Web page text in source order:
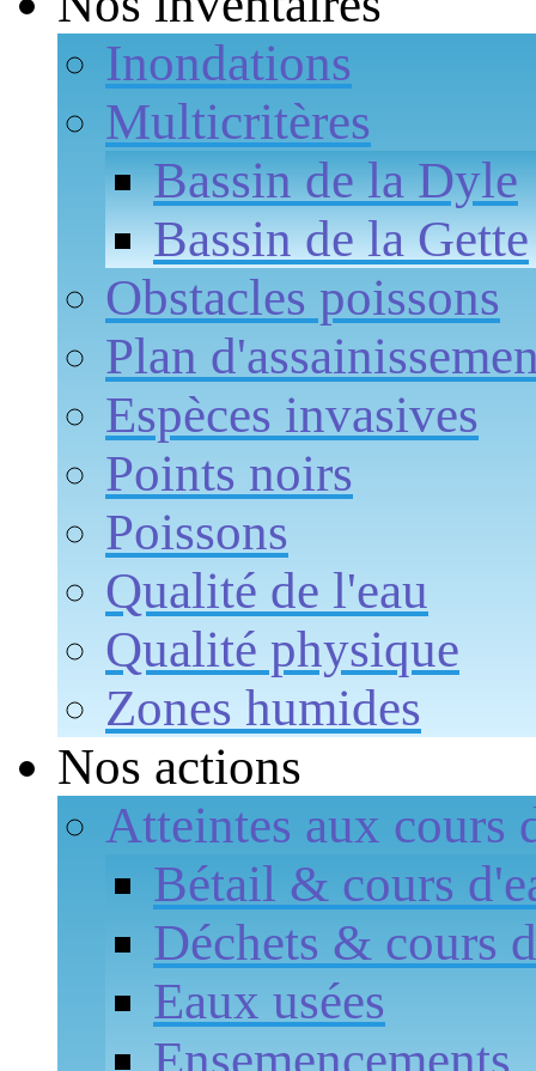
Inondations
Multicritères
Bassin de la Dyle
Bassin de la Gette
Obstacles poissons
Plan
Espèces invasives
Points noirs
Poissons
Qualité de l'eau
Qualité physique
Zones humides
Nos actions
Atteintes aux cours
Bétail & cours
Déchets & cours
Eaux usées
Ensemencements